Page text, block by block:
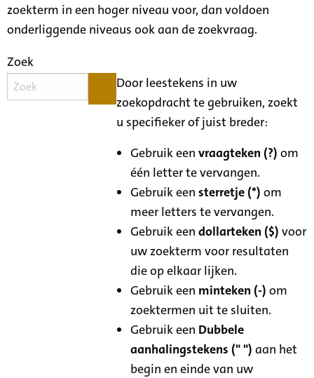
zoekterm in een hoger niveau voor, dan voldoen
onderliggende niveaus ook aan de zoekvraag.
Zoek
Door leestekens in uw
zoekopdracht te gebruiken, zoekt
u specifieker of juist breder:
Gebruik eenvraagteken (?) om
één letter te vervangen.
Gebruik eensterretje (*) om
meer letters te vervangen.
Gebruik eendollarteken ($) voor
uw zoekterm voor resultaten
die op elkaar lijken.
Gebruik een minteken (-) om
zoektermen uit te sluiten.
Gebruik een Dubbele
aanhalingstekens (" ") aan het
begin en einde van uw